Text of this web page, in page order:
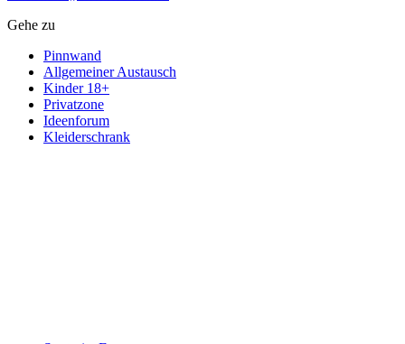
Gehe zu
Pinnwand
Allgemeiner Austausch
Kinder 18+
Privatzone
Ideenforum
Kleiderschrank